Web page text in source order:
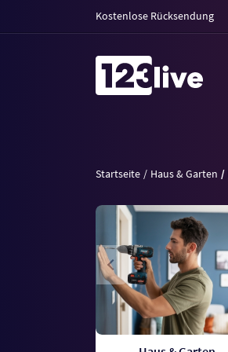
Kostenlose Rücksendung
Startseite Haus & Garten